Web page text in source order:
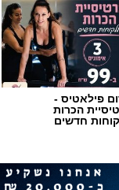
פילאטיס -
הכרות
חדשים